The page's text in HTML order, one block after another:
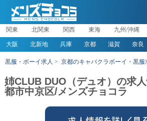
関東 北関東 関西 東海 九州/沖縄
大阪 北新地 兵庫 京都 滋賀 奈良
黒服・ボーイ求人 京都のキャバクラボーイ・黒服
姉CLUB DUO（デュオ）の求
都市中京区/メンズチョコラ